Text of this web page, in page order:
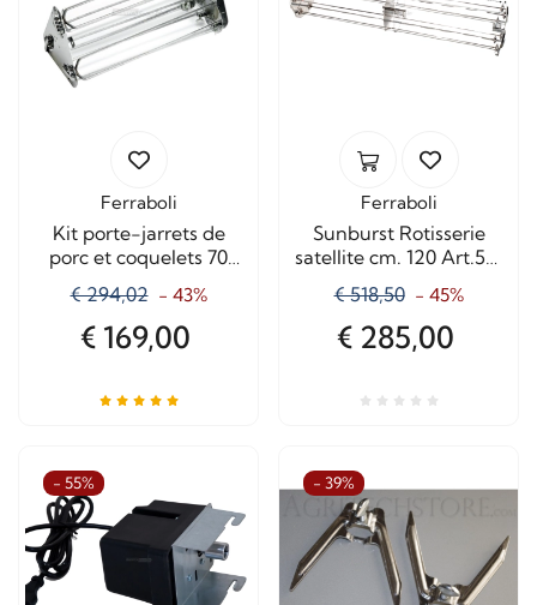
Ferraboli
Kit porte-jarrets de
porc et coquelets 70
€ 294,02 - 43%
€ 169,00
Ferraboli
Sunburst Rotisserie
satellite cm. 120 Art.561
€ 518,50 - 45%
€ 285,00
- 55% - 39%